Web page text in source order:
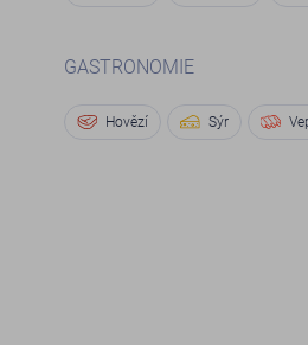
GASTRONOMIE
Hovězí Sýr